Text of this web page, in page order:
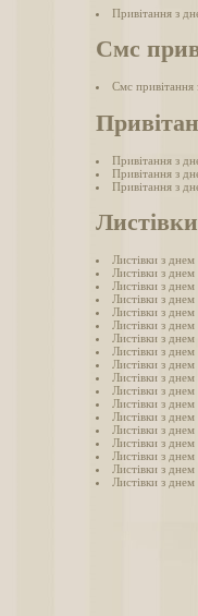
Привітання з
Смс
Смс
Привітання з
Привітання з
Привітання з
Листівки з
Листівки з
Листівки з
Листівки з
Листівки з
Листівки з
Листівки з
Листівки з
Листівки з
Листівки з
Листівки з
Листівки з
Листівки з
Листівки з
Листівки з
Листівки з
Листівки з
Листівки з